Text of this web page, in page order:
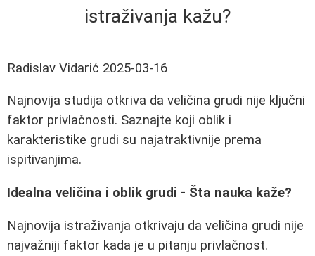
istraživanja kažu?
Radislav Vidarić 2025-03-16
Najnovija studija otkriva da veličina grudi nije ključni
faktor privlačnosti. Saznajte koji oblik i
karakteristike grudi su najatraktivnije prema
ispitivanjima.
Idealna veličina i oblik grudi - Šta nauka kaže?
Najnovija istraživanja otkrivaju da veličina grudi nije
najvažniji faktor kada je u pitanju privlačnost.